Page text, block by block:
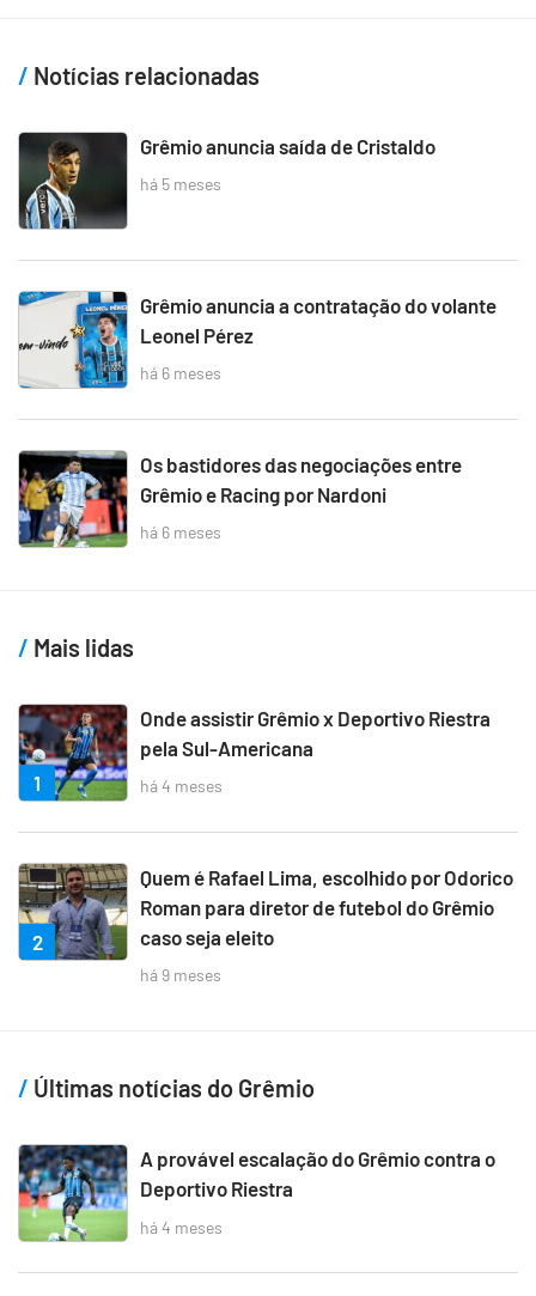
Notícias relacionadas
Grêmio anuncia saída de Cristaldo
há 5 meses
Grêmio anuncia a contratação do volante
Leonel Pérez
há 6 meses
Os bastidores das negociações entre
Grêmio e Racing por Nardoni
há 6 meses
Mais lidas
1
Onde assistir Grêmio x Deportivo Riestra
pela Sul-Americana
há 4 meses
2
Quem é Rafael Lima, escolhido por Odorico
Roman para diretor de futebol do Grêmio
caso seja eleito
há 9 meses
Últimas notícias do Grêmio
A provável escalação do Grêmio contra o
Deportivo Riestra
há 4 meses